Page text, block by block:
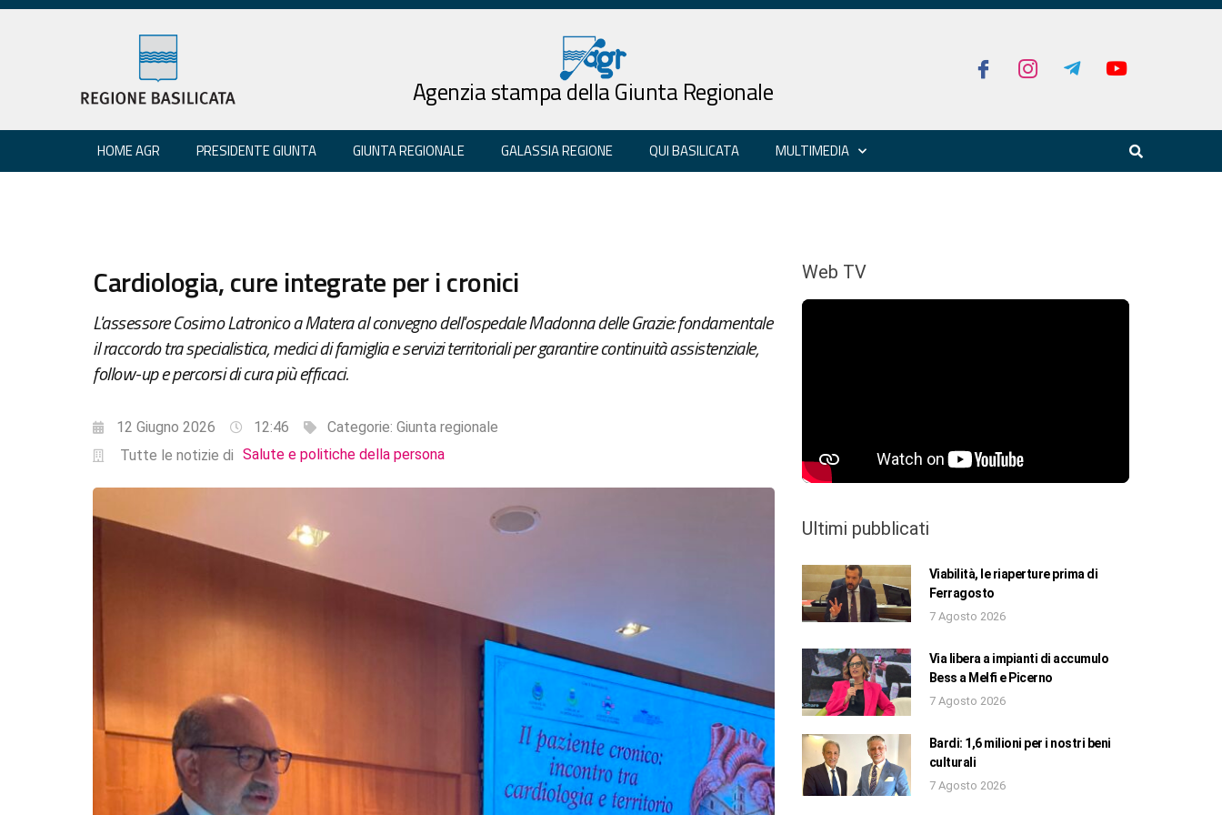
Agenzia stampa della Giunta Regionale
HOME AGR PRESIDENTE GIUNTA GIUNTA REGIONALE GALASSIA REGIONE QUI BASILICATA MULTIMEDIA
Cardiologia, cure integrate per i cronici
L'assessore Cosimo Latronico a Matera al convegno dell'ospedale Madonna delle Grazie: fondamentale
il raccordo tra specialistica, medici di famiglia e servizi territoriali per garantire continuità assistenziale,
follow-up e percorsi di cura più efficaci.
12 Giugno 2026 12:46 Categorie: Giunta regionale
Tutte le notizie di Salute e politiche della persona
Web TV
Ultimi pubblicati
Viabilità, le riaperture prima di
Ferragosto
7 Agosto 2026
Via libera a impianti di accumulo
Bess a Melfi e Picerno
7 Agosto 2026
Bardi: 1,6 milioni per i nostri beni
culturali
7 Agosto 2026